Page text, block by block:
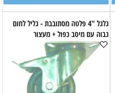
גלגל "4 פלטה מסתובבת - גליל לחום
גבוה עם מיסב כפול + מעצור